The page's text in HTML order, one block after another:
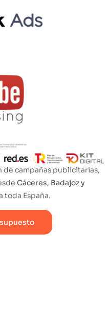
de campañas publicitarias,
Cáceres, Badajoz y
toda España.